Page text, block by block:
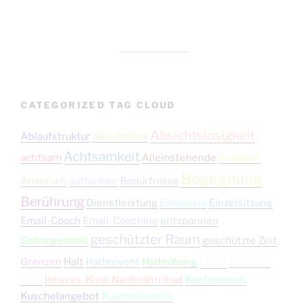
CATEGORIZED TAG CLOUD
Ablaufstruktur absichtslos Absichtslosigkeit
achtsam Achtsamkeit Alleinstehende Angebot
Anspruch
Bedürfnisse Begegnung
Berührung Dienstleistung Einladung Einzelsitzung
Email-Coach Email-Coaching entspannen
Geborgenheit geschützter Raum geschützte Zeit
Grenzen Halt Halteevent Halteübung
Inneres-Kind-Nachnährritual Kopfmensch
Kuschelangebot Kuschelevents